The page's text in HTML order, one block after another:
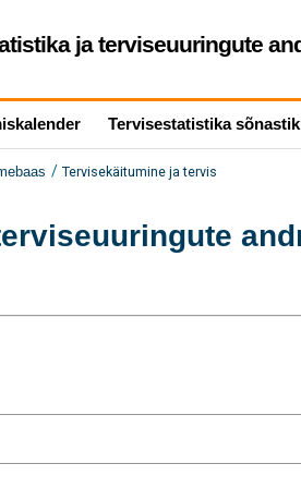
ja terviseuuringute
Tervisestatistika sõnastik
/ Tervisekäitumine ja tervis